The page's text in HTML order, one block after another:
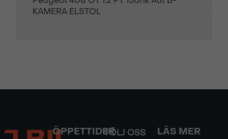
KAMERA ELSTOL
ÖPPETTIDERFÖLJ OSS LÄS MER